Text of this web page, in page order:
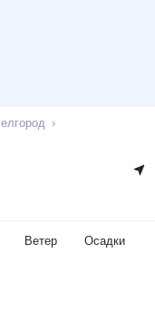
Ветер Осадки